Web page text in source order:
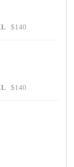
$140
$140